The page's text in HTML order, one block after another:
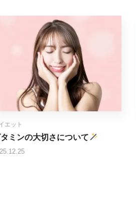
エット
ミンの大切さについて